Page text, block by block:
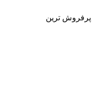
پرفروش ترین